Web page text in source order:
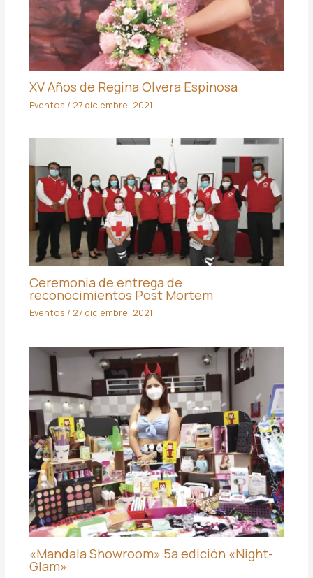
XV Años de Regina Olvera Espinosa
Eventos / 27 diciembre, 2021
Ceremonia de entrega de
reconocimientos Post Mortem
Eventos / 27 diciembre, 2021
«Mandala Showroom» 5a edición «Night-
Glam»